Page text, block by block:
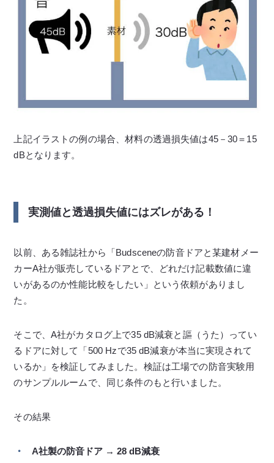
上記イラストの例の場合、材料の透過損失値は45－30＝15
dBとなります。
実測値と透過損失値にはズレがある！
以前、ある雑誌社から「Budsceneの防音ドアと某建材メー
カーA社が販売しているドアとで、どれだけ記載数値に違
いがあるのか性能比較をしたい」という依頼がありまし
た。
そこで、A社がカタログ上で35 dB減衰と謳（うた）ってい
るドアに対して「500 Hzで35 dB減衰が本当に実現されて
いるか」を検証してみました。検証は工場での防音実験用
のサンプルルームで、同じ条件のもと行いました。
その結果
A社製の防音ドア → 28 dB減衰